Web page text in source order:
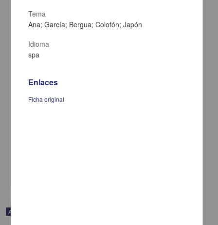
Audio
Tema
Ana; García; Bergua; Colofón; Japón
Idioma
spa
Enlaces
Ficha original